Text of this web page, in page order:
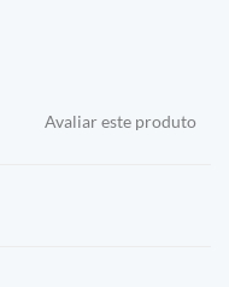
Avaliar este produto